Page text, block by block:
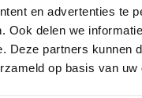
en advertenties te
Ook delen we
Deze partners kunnen
op basis van
Wanneer u de fiets
Laad de accu eerst
Bewaar d
e accu
Laad de accu iedere
Geef de elektrische